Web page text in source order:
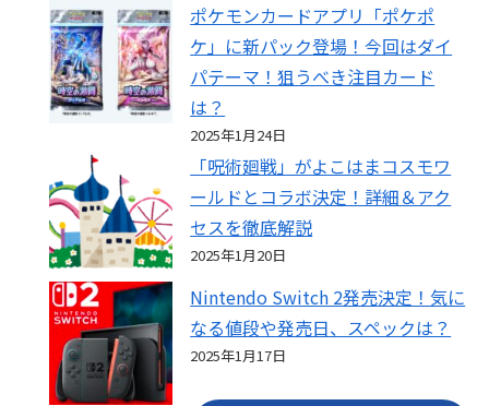
ポケモンカードアプリ「ポケポ
ケ」に新パック登場！今回はダイ
パテーマ！狙うべき注目カード
は？
2025年1月24日
「呪術廻戦」がよこはまコスモワ
ールドとコラボ決定！詳細＆アク
セスを徹底解説
2025年1月20日
Nintendo Switch 2発売決定！気に
なる値段や発売日、スペックは？
2025年1月17日